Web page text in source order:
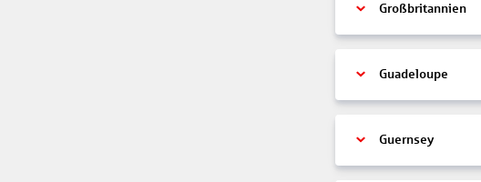
Großbritannien
Guadeloupe
Guernsey